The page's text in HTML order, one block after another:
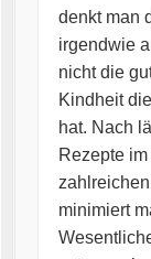
denkt man
irgendwie
nicht die
Kindheit
hat. Nach
Rezepte
minimiert